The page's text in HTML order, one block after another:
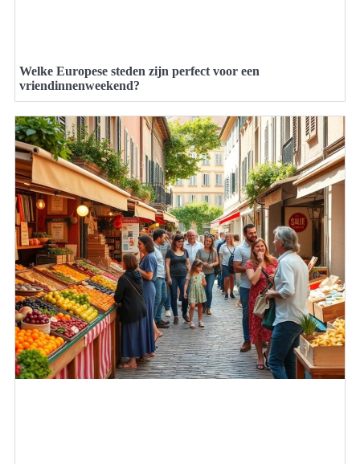
Welke Europese steden zijn perfect voor een
vriendinnenweekend?